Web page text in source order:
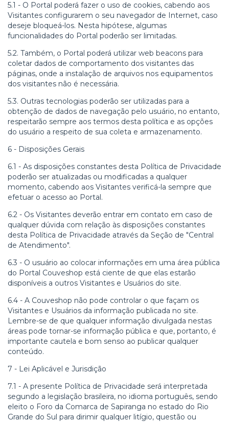
5.1 - O Portal poderá fazer o uso de cookies, cabendo aos
Visitantes configurarem o seu navegador de Internet, caso
deseje bloqueá-los. Nesta hipótese, algumas
funcionalidades do Portal poderão ser limitadas.
5.2. Também, o Portal poderá utilizar web beacons para
coletar dados de comportamento dos visitantes das
páginas, onde a instalação de arquivos nos equipamentos
dos visitantes não é necessária.
5.3. Outras tecnologias poderão ser utilizadas para a
obtenção de dados de navegação pelo usuário, no entanto,
respeitarão sempre aos termos desta política e as opções
do usuário a respeito de sua coleta e armazenamento.
6 - Disposições Gerais
6.1 - As disposições constantes desta Política de Privacidade
poderão ser atualizadas ou modificadas a qualquer
momento, cabendo aos Visitantes verificá-la sempre que
efetuar o acesso ao Portal.
6.2 - Os Visitantes deverão entrar em contato em caso de
qualquer dúvida com relação às disposições constantes
desta Política de Privacidade através da Seção de "Central
de Atendimento".
6.3 - O usuário ao colocar informações em uma área pública
do Portal Couveshop está ciente de que elas estarão
disponíveis a outros Visitantes e Usuários do site.
6.4 - A Couveshop não pode controlar o que façam os
Visitantes e Usuários da informação publicada no site.
Lembre-se de que qualquer informação divulgada nestas
áreas pode tornar-se informação pública e que, portanto, é
importante cautela e bom senso ao publicar qualquer
conteúdo.
7 - Lei Aplicável e Jurisdição
7.1 - A presente Política de Privacidade será interpretada
segundo a legislação brasileira, no idioma português, sendo
eleito o Foro da Comarca de Sapiranga no estado do Rio
Grande do Sul para dirimir qualquer litígio, questão ou